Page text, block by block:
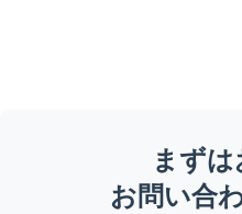
まずは
お問い合